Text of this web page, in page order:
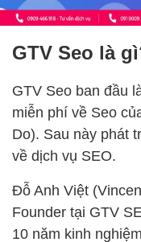
GTV Seo là
GTV Seo ban đầu
miễn phí về Seo
Do). Sau này phát
về dịch vụ SEO.
Đỗ Anh Việt
Founder tại GTV
10 năm kinh